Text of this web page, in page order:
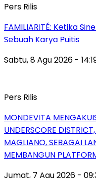
Pers Rilis
FAMILIARITÉ: Ketika
Sebuah Karya Puitis
Sabtu, 8 Agu 2026 -
Pers Rilis
MONDEVITA
UNDERSCORE
MAGLIANO, SEBAGAI
MEMBANGUN
Jumat, 7 Agu 2026 -